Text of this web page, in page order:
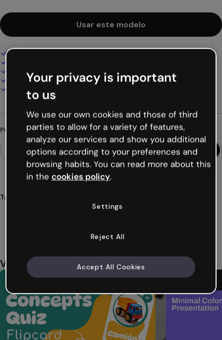
Usar este modelo
Design interativo e animado
Adicione áudio, vídeo e multimídia
Apresente, compartilhe ou publique online
Baixe em PDF, MP4 e outros formatos
Procurando algo diferente?
Tags
culturais
Você também pode gostar
Your privacy is important
to us
We use our own cookies and those of third
parties to allow for a variety of features,
analyze our services and show you additional
options according to your preferences and
browsing habits. You can read more about this
in the cookies policy.
Settings
Reject All
Accept All Cookies